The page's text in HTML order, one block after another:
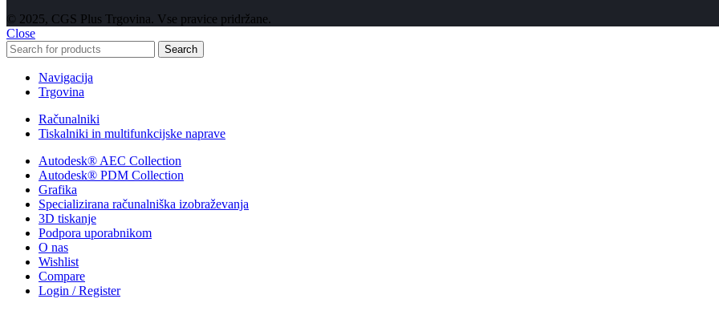
© 2025, CGS Plus Trgovina. Vse pravice pridržane.
Close
Search
Navigacija
Trgovina
Računalniki
Tiskalniki in multifunkcijske naprave
Autodesk® AEC Collection
Autodesk® PDM Collection
Grafika
Specializirana računalniška izobraževanja
3D tiskanje
Podpora uporabnikom
O nas
Wishlist
Compare
Login / Register